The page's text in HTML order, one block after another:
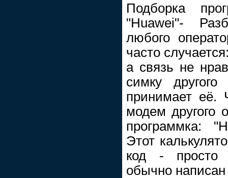
Подборка
"Huawei"-
любого
часто
а связь не
симку
принимает её.
модем другого
программка:
Этот
код - просто
обычно